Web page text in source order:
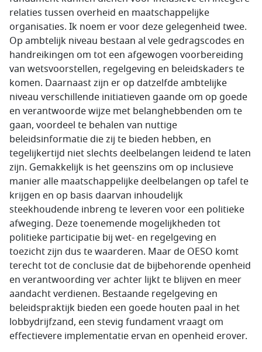
relaties tussen overheid en maatschappelijke
organisaties. Ik noem er voor deze gelegenheid twee.
Op ambtelijk niveau bestaan al vele gedragscodes en
handreikingen om tot een afgewogen voorbereiding
van wetsvoorstellen, regelgeving en beleidskaders te
komen. Daarnaast zijn er op datzelfde ambtelijke
niveau verschillende initiatieven gaande om op goede
en verantwoorde wijze met belanghebbenden om te
gaan, voordeel te behalen van nuttige
beleidsinformatie die zij te bieden hebben, en
tegelijkertijd niet slechts deelbelangen leidend te laten
zijn. Gemakkelijk is het geenszins om op inclusieve
manier alle maatschappelijke deelbelangen op tafel te
krijgen en op basis daarvan inhoudelijk
steekhoudende inbreng te leveren voor een politieke
afweging. Deze toenemende mogelijkheden tot
politieke participatie bij wet- en regelgeving en
toezicht zijn dus te waarderen. Maar de OESO komt
terecht tot de conclusie dat de bijbehorende openheid
en verantwoording ver achter lijkt te blijven en meer
aandacht verdienen. Bestaande regelgeving en
beleidspraktijk bieden een goede houten paal in het
lobbydrijfzand, een stevig fundament vraagt om
effectievere implementatie ervan en openheid erover.